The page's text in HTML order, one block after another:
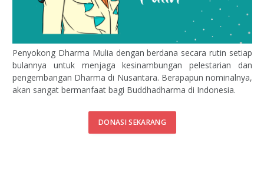
Penyokong Dharma Mulia dengan berdana secara rutin setiap
bulannya untuk menjaga kesinambungan pelestarian dan
pengembangan Dharma di Nusantara. Berapapun nominalnya,
akan sangat bermanfaat bagi Buddhadharma di Indonesia.
DONASI SEKARANG